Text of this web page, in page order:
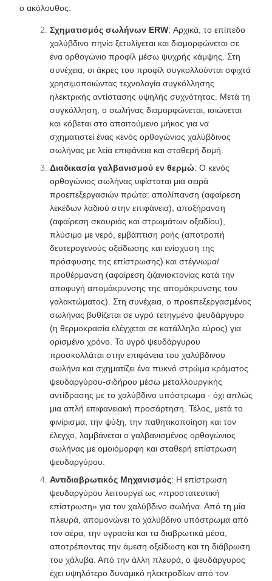
ο ακόλουθος:
Σχηματισμός σωλήνων ERW: Αρχικά, το επίπεδο
χαλύβδινο πηνίο ξετυλίγεται και διαμορφώνεται σε
ένα ορθογώνιο προφίλ μέσω ψυχρής κάμψης. Στη
συνέχεια, οι άκρες του προφίλ συγκολλούνται σφιχτά
χρησιμοποιώντας τεχνολογία συγκόλλησης
ηλεκτρικής αντίστασης υψηλής συχνότητας. Μετά τη
συγκόλληση, ο σωλήνας διαμορφώνεται, ισιώνεται
και κόβεται στο απαιτούμενο μήκος για να
σχηματιστεί ένας κενός ορθογώνιος χαλύβδινος
σωλήνας με λεία επιφάνεια και σταθερή δομή.
Διαδικασία γαλβανισμού εν θερμώ: Ο κενός
ορθογώνιος σωλήνας υφίσταται μια σειρά
προεπεξεργασιών πρώτα: απολίπανση (αφαίρεση
λεκέδων λαδιού στην επιφάνεια), αποξήρανση
(αφαίρεση σκουριάς και στρωμάτων οξειδίου),
πλύσιμο με νερό, εμβάπτιση ροής (αποτροπή
δευτερογενούς οξείδωσης και ενίσχυση της
πρόσφυσης της επίστρωσης) και στέγνωμα/
προθέρμανση (αφαίρεση ζιζανιοκτονίας κατά την
αποφυγή απομάκρυνσης της απομάκρυνσης του
γαλακτώματος). Στη συνέχεια, ο προεπεξεργασμένος
σωλήνας βυθίζεται σε υγρό τετηγμένο ψευδάργυρο
(η θερμοκρασία ελέγχεται σε κατάλληλο εύρος) για
ορισμένο χρόνο. Το υγρό ψευδάργυρου
προσκολλάται στην επιφάνεια του χαλύβδινου
σωλήνα και σχηματίζει ένα πυκνό στρώμα κράματος
ψευδαργύρου-σιδήρου μέσω μεταλλουργικής
αντίδρασης με το χαλύβδινο υπόστρωμα - όχι απλώς
μια απλή επιφανειακή προσάρτηση. Τέλος, μετά το
φινίρισμα, την ψύξη, την παθητικοποίηση και τον
έλεγχο, λαμβάνεται ο γαλβανισμένος ορθογώνιος
σωλήνας με ομοιόμορφη και σταθερή επίστρωση
ψευδαργύρου.
Αντιδιαβρωτικός Μηχανισμός: Η επίστρωση
ψευδαργύρου λειτουργεί ως «προστατευτική
επίστρωση» για τον χαλύβδινο σωλήνα. Από τη μία
πλευρά, απομονώνει το χαλύβδινο υπόστρωμα από
τον αέρα, την υγρασία και τα διαβρωτικά μέσα,
αποτρέποντας την άμεση οξείδωση και τη διάβρωση
του χάλυβα. Από την άλλη πλευρά, ο ψευδάργυρος
έχει υψηλότερο δυναμικό ηλεκτροδίων από τον